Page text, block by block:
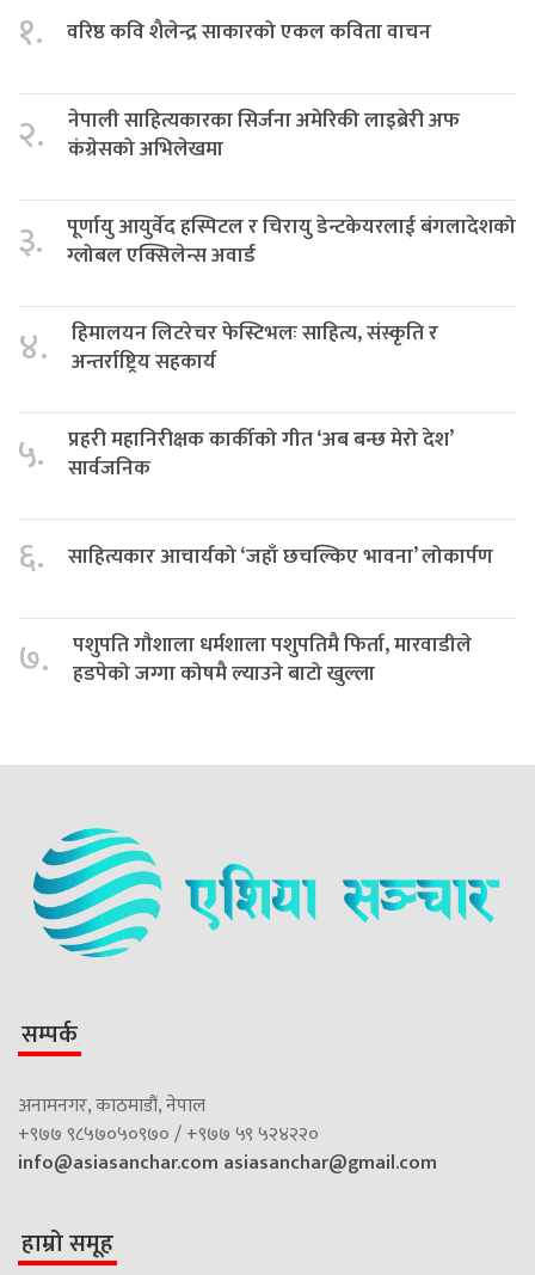
१. वरिष्ठ कवि शैलेन्द्र साकारको एकल कविता वाचन
२.
नेपाली साहित्यकारका सिर्जना अमेरिकी लाइब्रेरी अफ
कंग्रेसको अभिलेखमा
३.
पूर्णायु आयुर्वेद हस्पिटल र चिरायु डेन्टकेयरलाई बंगलादेशको
ग्लोबल एक्सिलेन्स अवार्ड
४.
हिमालयन लिटरेचर फेस्टिभलः साहित्य, संस्कृति र
अन्तर्राष्ट्रिय सहकार्य
५.
प्रहरी महानिरीक्षक कार्कीको गीत ‘अब बन्छ मेरो देश’
सार्वजनिक
६. साहित्यकार आचार्यको ‘जहाँ छचल्किए भावना’ लोकार्पण
७.
पशुपति गौशाला धर्मशाला पशुपतिमै फिर्ता, मारवाडीले
हडपेको जग्गा कोषमै ल्याउने बाटो खुल्ला
सम्पर्क
अनामनगर, काठमाडौं, नेपाल
+९७७ ९८५७०५०९७० / +९७७ ५९ ५२४२२०
info@asiasanchar.com asiasanchar@gmail.com
हाम्रो समूह